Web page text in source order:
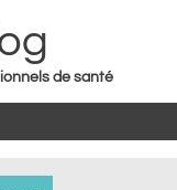
de santé